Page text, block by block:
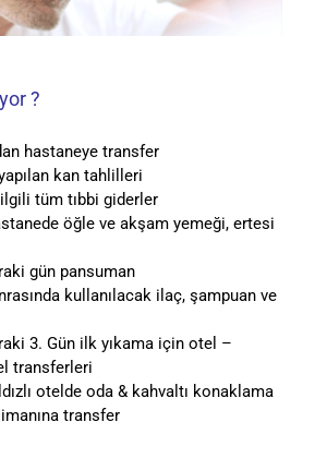
?
hastaneye transfer
kan tahlilleri
tüm tıbbi giderler
öğle ve akşam yemeği, ertesi
gün pansuman
kullanılacak ilaç, şampuan ve
3. Gün ilk yıkama için otel –
transferleri
otelde oda & kahvaltı konaklama
transfer